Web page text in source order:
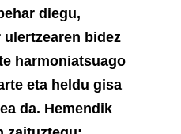
diegu,
bidez
harmoniatsuago
eta heldu gisa
da. Hemendik